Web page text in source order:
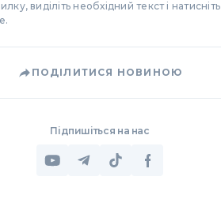
виділіть необхідний текст і натисніть
ПОДІЛИТИСЯ НОВИНОЮ
Підпишіться на нас